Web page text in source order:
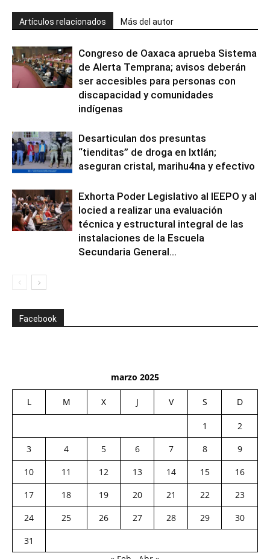
Artículos relacionados Más del autor
Congreso de Oaxaca aprueba Sistema
de Alerta Temprana; avisos deberán
ser accesibles para personas con
discapacidad y comunidades
indígenas
Desarticulan dos presuntas
“tienditas” de droga en Ixtlán;
aseguran cristal, marihu4na y efectivo
Exhorta Poder Legislativo al IEEPO y al
Iocied a realizar una evaluación
técnica y estructural integral de las
instalaciones de la Escuela
Secundaria General...
Facebook
marzo 2025
L M X J V S D
1
2
3
4 5 6 7 8
9
10
11 12 13 14 15
16
17
18 19 20 21 22
23
24
25 26 27 28 29
30
31